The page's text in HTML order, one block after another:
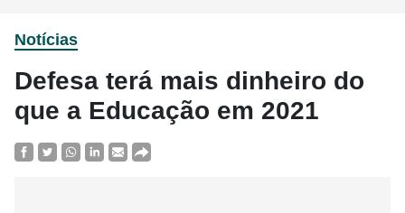
Notícias
Defesa terá mais dinheiro do
que a Educação em 2021